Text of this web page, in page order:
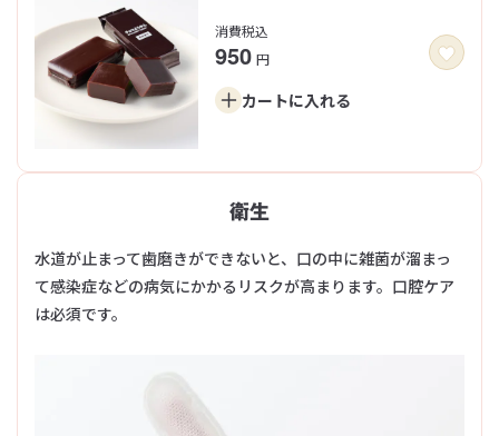
消費税込
950 円
カートに入れる
衛生
水道が止まって歯磨きができないと、口の中に雑菌が溜まっ
て感染症などの病気にかかるリスクが高まります。口腔ケア
は必須です。